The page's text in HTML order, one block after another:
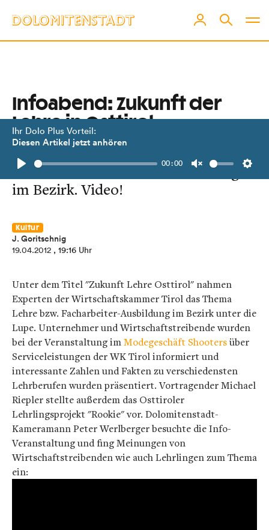
Ihr Dolo Plus Vorteil:
Diesen Artikel jetzt anhören
Play
00:00
Unmute
Infoabend: Zukunft der
Lehre in Osttirol
Experten der Wirtschaftskammer
referierten über Facharbeitermangel
im Bezirk. Video!
Kultur
J. Goritschnig
19.04.2012 , 19:16 Uhr
Unter dem Titel "Zukunft Lehre Osttirol" nahmen
Experten der Wirtschaftskammer Tirol das Thema
Lehre bzw. Facharbeiter-Ausbildung im Bezirk unter die
Lupe. Unternehmer und Wirtschaftstreibende wurden
bei der Veranstaltung imModegeschäft Shootersüber
Serviceleistungen der WK Tirol informiert und
interessante Zahlen und Fakten zu verschiedensten
Lehrberufen wurden präsentiert. Vortragender Michael
Riepler stellte außerdem das Osttiroler
Lehrlingsprojekt "Rookie" vor. Dolomitenstadt-
Kameramann Peter Werlberger besuchte die Info-
Veranstaltung und fing Meinungen von
Wirtschaftstreibenden wie auch Lehrlingen zum Thema
ein: